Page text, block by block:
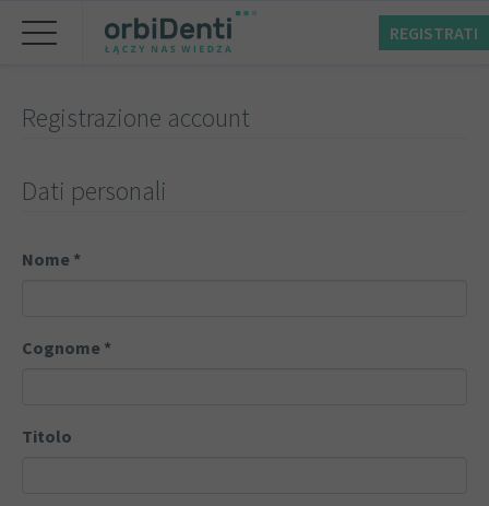
REGISTRATI
Registrazione account
Dati personali
Nome *
Cognome *
Titolo